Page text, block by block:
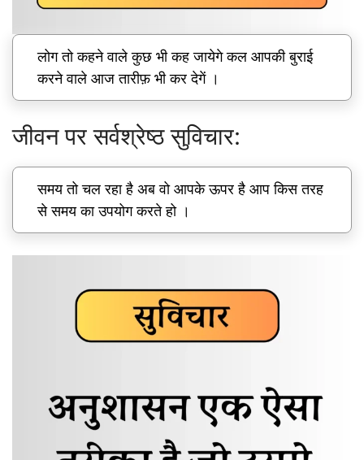
लोग तो कहने वाले कुछ भी कह जायेगे कल आपकी बुराई
करने वाले आज तारीफ़ भी कर देगें ।
जीवन पर सर्वश्रेष्ठ सुविचार:
समय तो चल रहा है अब वो आपके ऊपर है आप किस तरह
से समय का उपयोग करते हो ।